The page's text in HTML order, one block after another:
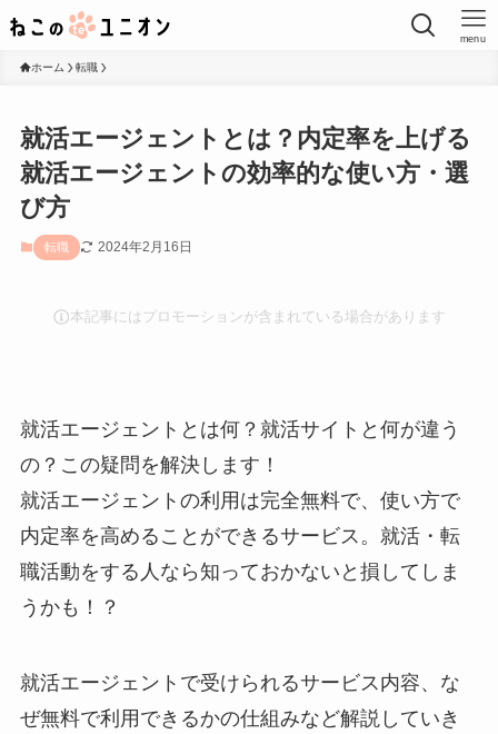
menu
ホーム 転職
就活エージェントとは？内定率を上げる
就活エージェントの効率的な使い方・選
び方
転職 2024年2月16日
本記事にはプロモーションが含まれている場合があります
就活エージェントとは何？就活サイトと何が違う
の？この疑問を解決します！
就活エージェントの利用は完全無料で、使い方で
内定率を高めることができるサービス。就活・転
職活動をする人なら知っておかないと損してしま
うかも！？
就活エージェントで受けられるサービス内容、な
ぜ無料で利用できるかの仕組みなど解説していき